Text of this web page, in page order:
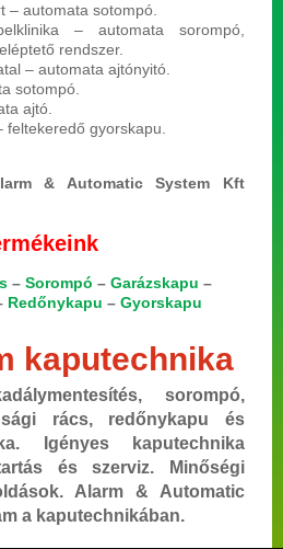
– automata sotompó.
– automata sorompó,
rendszer.
– automata ajtónyitó.
sotompó.
ajtó.
feltekeredő gyorskapu.
& Automatic System Kft
– Sorompó – Garázskapu –
Redőnykapu – Gyorskapu
kaputechnika
sorompó,
rács, redőnykapu és
Igényes kaputechnika
és szerviz. Minőségi
Alarm & Automatic
a kaputechnikában.